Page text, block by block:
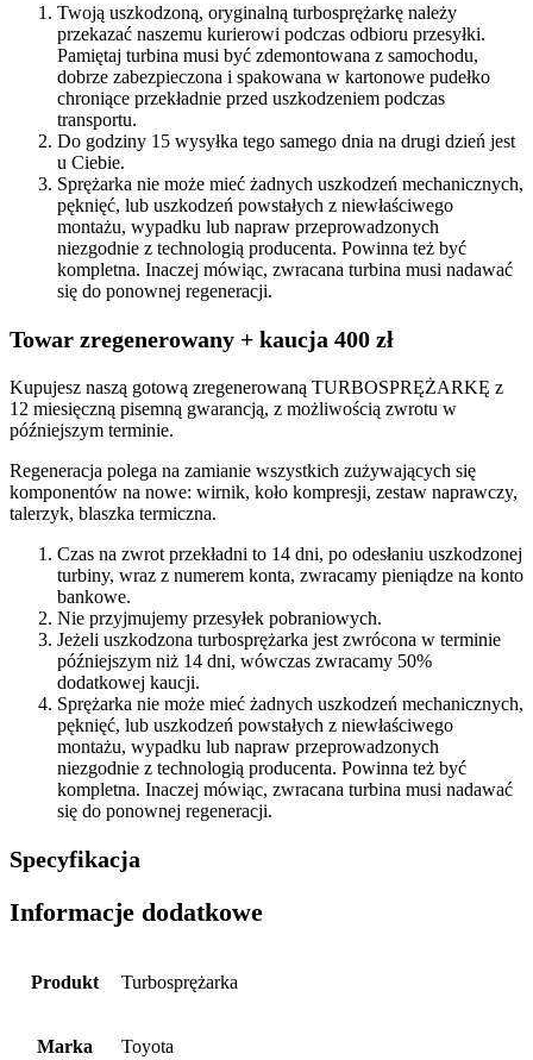
Twoją uszkodzoną, oryginalną turbosprężarkę należy
przekazać naszemu kurierowi podczas odbioru przesyłki.
Pamiętaj turbina musi być zdemontowana z samochodu,
dobrze zabezpieczona i spakowana w kartonowe pudełko
chroniące przekładnie przed uszkodzeniem podczas
transportu.
Do godziny 15 wysyłka tego samego dnia na drugi dzień jest
u Ciebie.
Sprężarka nie może mieć żadnych uszkodzeń mechanicznych,
pęknięć, lub uszkodzeń powstałych z niewłaściwego
montażu, wypadku lub napraw przeprowadzonych
niezgodnie z technologią producenta. Powinna też być
kompletna. Inaczej mówiąc, zwracana turbina musi nadawać
się do ponownej regeneracji.
Towar zregenerowany + kaucja 400 zł
Kupujesz naszą gotową zregenerowaną TURBOSPRĘŻARKĘ z
12 miesięczną pisemną gwarancją, z możliwością zwrotu w
późniejszym terminie.
Regeneracja polega na zamianie wszystkich zużywających się
komponentów na nowe: wirnik, koło kompresji, zestaw naprawczy,
talerzyk, blaszka termiczna.
Czas na zwrot przekładni to 14 dni, po odesłaniu uszkodzonej
turbiny, wraz z numerem konta, zwracamy pieniądze na konto
bankowe.
Nie przyjmujemy przesyłek pobraniowych.
Jeżeli uszkodzona turbosprężarka jest zwrócona w terminie
późniejszym niż 14 dni, wówczas zwracamy 50%
dodatkowej kaucji.
Sprężarka nie może mieć żadnych uszkodzeń mechanicznych,
pęknięć, lub uszkodzeń powstałych z niewłaściwego
montażu, wypadku lub napraw przeprowadzonych
niezgodnie z technologią producenta. Powinna też być
kompletna. Inaczej mówiąc, zwracana turbina musi nadawać
się do ponownej regeneracji.
Specyfikacja
Informacje dodatkowe
Produkt Turbosprężarka
Marka Toyota